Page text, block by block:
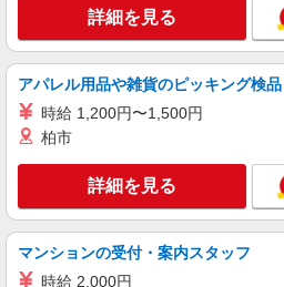
時以降は時給25％
長野県長野市小
キープ
派遣社員
パーソルテンプスタッフ株式会社 上
野）/26-0585750
［未経験スタート
パック詰めや陳列
時給1450円
長野県長野市
詳細を見る
アパレル用品や雑貨のピッキング検品
時給 1,200円〜1,500円
柏市
詳細を見る
マンションの受付・案内スタッフ
時給 2,000円